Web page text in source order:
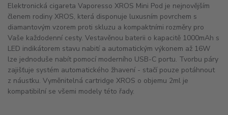
Elektronická cigareta Vaporesso XROS Mini Pod je nejnovějším
členem rodiny XROS, která disponuje luxusním povrchem s
diamantovým vzorem proti skluzu a kompaktními rozměry pro
Vaše každodenní cesty. Vestavěnou baterii o kapacitě 1000mAh s
LED indikátorem stavu nabití a automatickým výkonem až 16W
lze jednoduše nabít pomocí moderního USB-C portu. Tvorbu páry
zajišťuje systém automatického žhavení - stačí pouze potáhnout
z náustku. Vyměnitelná cartridge XROS o objemu 2ml je
kompatibilní se všemi modely této řady.